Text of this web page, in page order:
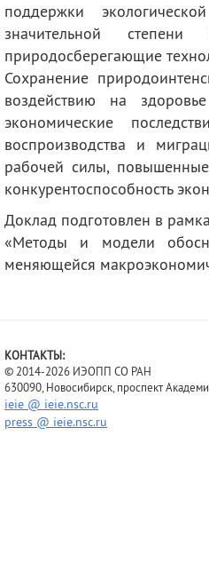
поддержки
значительной
природосберегающие
Сохранение
воздействию на
экономические
воспроизводства и
рабочей силы,
конкурентоспособность
Доклад подготовлен в
«Методы и модели
меняющейся
КОНТАКТЫ:
© 2014-2026 ИЭОПП СО РАН
630090, Новосибирск, проспект
ieie @ ieie.nsc.ru
press @ ieie.nsc.ru